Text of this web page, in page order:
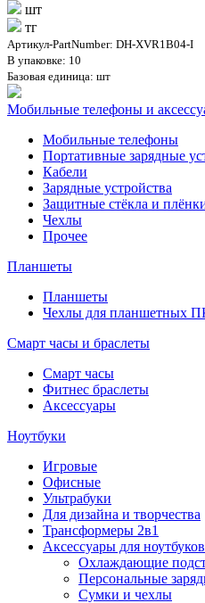
шт
тг
Артикул-PartNumber: DH-XVR1B04-I
В упаковке: 10
Базовая единица: шт
Мобильные телефоны и
Мобильные телефоны
Портативные зарядные
Кабели
Зарядные устройства
Защитные стёкла и
Чехлы
Прочее
Планшеты
Планшеты
Чехлы для планшетных
Смарт часы и браслеты
Смарт часы
Фитнес браслеты
Аксессуары
Ноутбуки
Игровые
Офисные
Ультрабуки
Для дизайна и творчества
Трансформеры 2в1
Аксессуары для ноутбуков
Охлаждающие
Персональные
Сумки и чехлы